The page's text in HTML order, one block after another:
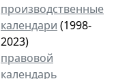
производственные
календари (1998-
2023)
правовой
календарь